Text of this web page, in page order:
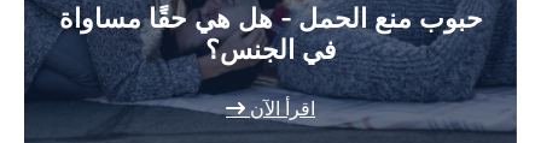
حبوب منع الحمل - هل هي حقًا مساواة
في الجنس؟
اقرأ الآن